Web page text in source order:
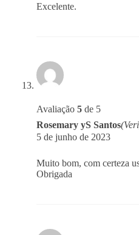
Excelente.
Avaliação 5 de 5
Rosemary yS Santos
5 de junho de 2023
Muito bom, com certeza
Obrigada